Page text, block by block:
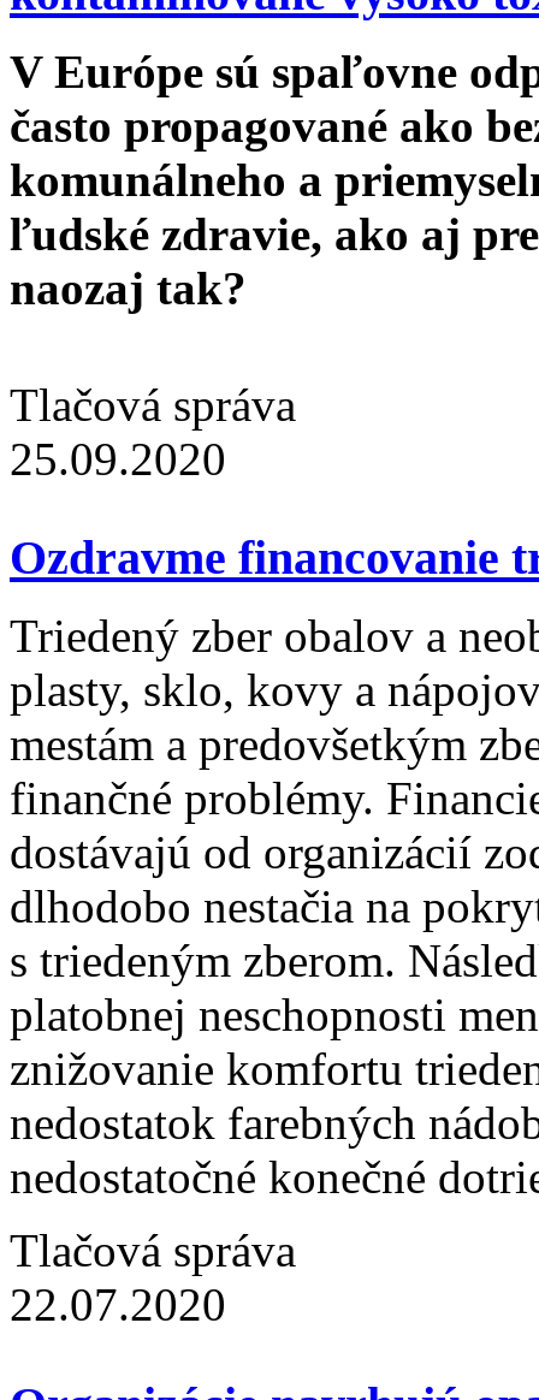
V Európe sú spaľovne
často propagované ako
komunálneho a
ľudské zdravie, ako aj
naozaj tak?
Tlačová správa
25.09.2020
Ozdravme financovanie
Triedený zber obalov a
plasty, sklo, kovy a
mestám a predovšetkým
finančné problémy.
dostávajú od organizácií
dlhodobo nestačia na
s triedeným zberom.
platobnej neschopnosti
znižovanie komfortu
nedostatok farebných
nedostatočné konečné
Tlačová správa
22.07.2020